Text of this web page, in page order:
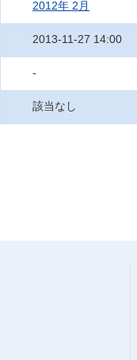
2012年 2月
2013-11-27 14:00
-
該当なし